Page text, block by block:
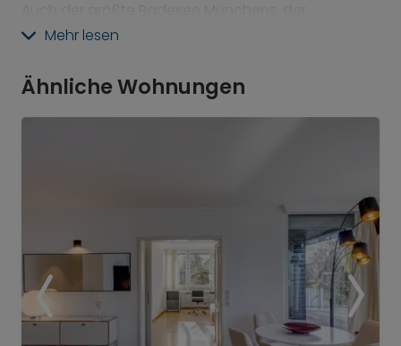
Feringasee, liegt in Oberföhring. Die Badezone liegt
Ostufer Volleyball-, Fußball- und Frisbee-Felder.
Mehr lesen
Ähnliche Wohnungen